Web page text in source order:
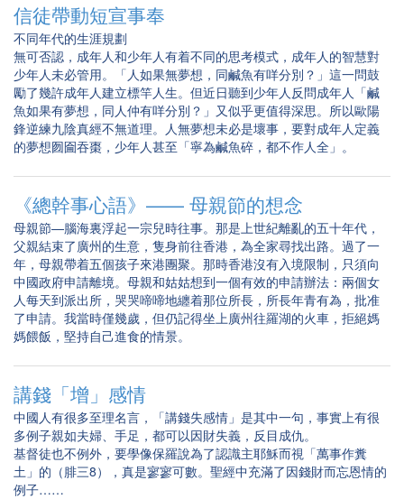
信徒帶動短宣事奉
不同年代的生涯規劃
無可否認，成年人和少年人有着不同的思考模式，成年人的智慧對
少年人未必管用。「人如果無夢想，同鹹魚有咩分別？」這一問鼓
勵了幾許成年人建立標竿人生。但近日聽到少年人反問成年人「鹹
魚如果有夢想，同人仲有咩分別？」又似乎更值得深思。所以歐陽
鋒逆練九陰真經不無道理。人無夢想未必是壞事，要對成年人定義
的夢想囫圇吞棗，少年人甚至「寧為鹹魚碎，都不作人全」。
《總幹事心語》—— 母親節的想念
母親節—腦海裏浮起一宗兒時往事。那是上世紀離亂的五十年代，
父親結束了廣州的生意，隻身前往香港，為全家尋找出路。過了一
年，母親帶着五個孩子來港團聚。那時香港沒有入境限制，只須向
中國政府申請離境。母親和姑姑想到一個有效的申請辦法：兩個女
人每天到派出所，哭哭啼啼地纏着那位所長，所長年青有為，批准
了申請。我當時僅幾歲，但仍記得坐上廣州往羅湖的火車，拒絕媽
媽餵飯，堅持自己進食的情景。
講錢「增」感情
中國人有很多至理名言，「講錢失感情」是其中一句，事實上有很
多例子親如夫婦、手足，都可以因財失義，反目成仇。
基督徒也不例外，要學像保羅說為了認識主耶穌而視「萬事作糞
土」的（腓三8），真是寥寥可數。聖經中充滿了因錢財而忘恩情的
例子……